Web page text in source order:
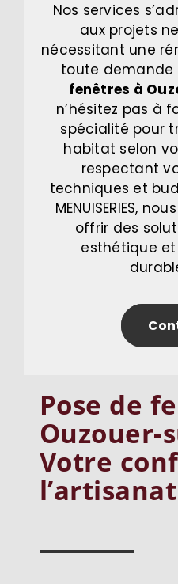
Nos services
aux projets
nécessitant une
toute demande
fenêtres à
n’hésitez pas à
spécialité pour
habitat selon
respectant
techniques et
MENUISERIES,
offrir des
esthétique
Pose de
Ouzouer-
Votre